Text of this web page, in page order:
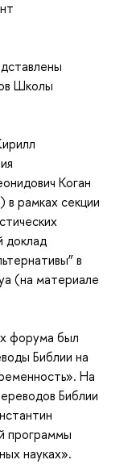
Школы
Коган
в рамках секции
доклад
в
(на материале
форума был
Библии на
На
Библии
программы
науках».